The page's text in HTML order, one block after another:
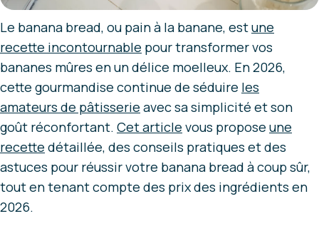
Le banana bread, ou pain à la banane, estune
recette incontournable pour transformer vos
bananes mûres en un délice moelleux. En 2026,
cette gourmandise continue de séduire les
amateurs de pâtisserie avec sa simplicité et son
goût réconfortant. Cet article vous propose une
recette détaillée, des conseils pratiques et des
astuces pour réussir votre banana bread à coup sûr,
tout en tenant compte des prix des ingrédients en
2026.